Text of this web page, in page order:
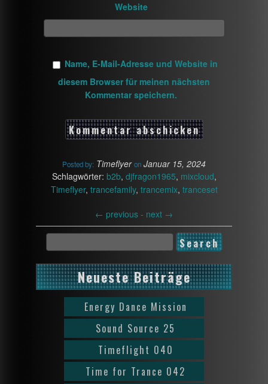
Website
Name, E-Mail-Adresse und Website in
diesem Browser für meinen nächsten
Kommentar speichern.
Posted by: Timeflyer on Januar 15, 2024
Schlagwörter: b2b, djfragon1965, mixcloud,
Timeflyer, trancefamily, trancemix, tranceset
← previous - next →
Neueste Beiträge
Energy Dance Mission
Sound Source 25
Timeflight 040
Time for Trance 042